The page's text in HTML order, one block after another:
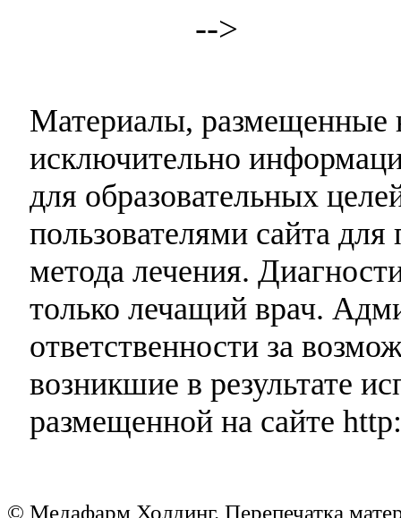
-->
Материалы, размещенные
исключительно
для образовательных
пользователями сайта
метода лечения.
только лечащий врач.
ответственности за
возникшие в результате
размещенной на сайте
© Медафарм Холдинг. Перепечатка